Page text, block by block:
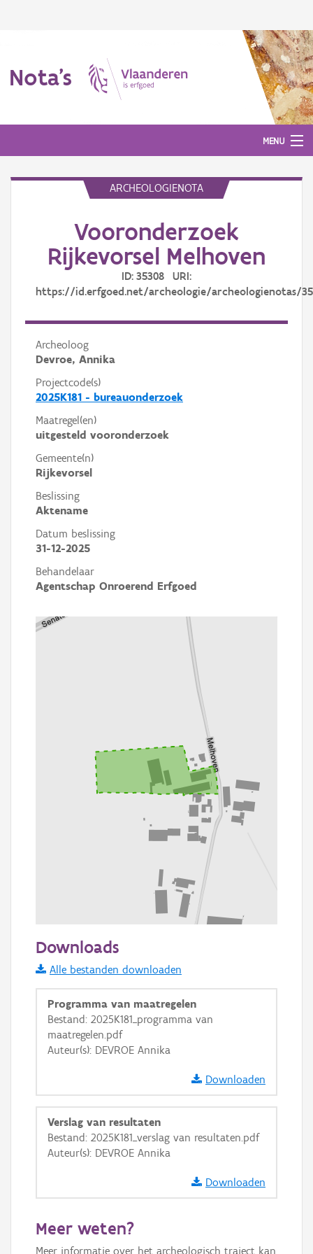
Nota's
MENU
ARCHEOLOGIENOTA
Vooronderzoek
Rijkevorsel Melhoven
ID: 35308 URI:
https://id.erfgoed.net/archeologie/archeologienotas/
Archeoloog
Devroe, Annika
Projectcode(s)
2025K181 - bureauonderzoek
Maatregel(en)
uitgesteld vooronderzoek
Gemeente(n)
Rijkevorsel
Beslissing
Aktename
Datum beslissing
31-12-2025
Behandelaar
Agentschap Onroerend Erfgoed
Informatie Vlaanderen
i
+ −
Basis Lagen
Ortho
Downloads
Alle bestanden downloaden
Programma van maatregelen
Bestand: 2025K181_programma van
maatregelen.pdf
Auteur(s): DEVROE Annika
Downloaden
Verslag van resultaten
Bestand: 2025K181_verslag van resultaten.pdf
Auteur(s): DEVROE Annika
Downloaden
Meer weten?
Meer informatie over het archeologisch traject kan